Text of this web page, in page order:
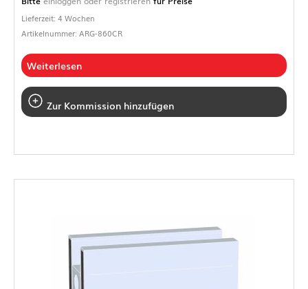
Lieferzeit: 4 Wochen
Artikelnummer: ARG-860CR
Weiterlesen
Zur Kommission hinzufügen